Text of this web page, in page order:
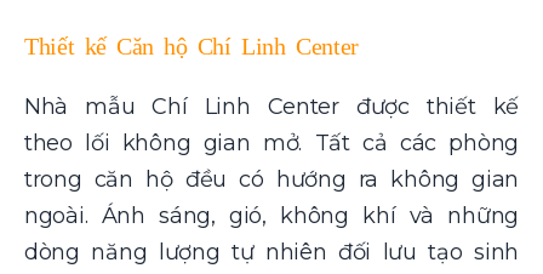
Thiết kế Căn hộ Chí Linh Center
Nhà mẫu Chí Linh Center được thiết kế
theo lối không gian mở. Tất cả các phòng
trong căn hộ đều có hướng ra không gian
ngoài. Ánh sáng, gió, không khí và những
dòng năng lượng tự nhiên đối lưu tạo sinh